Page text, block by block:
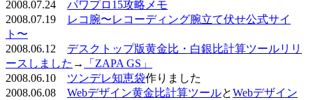
2008.07.24 パワプロ15攻略メモ
2008.07.19
レコ腕〜レコーディング腕立て伏せ公式サイ
ト〜
2008.06.12 デスクトップ版黄金比・白銀比計算ツールリリ
ースしました →
「ZAPA GS」
2008.06.10 ツンデレ知恵袋作りました
2008.06.08 Webデザイン黄金比計算ツールとWebデザイン